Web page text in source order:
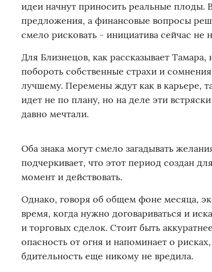
идеи начнут приносить реальные плоды.
предложения, а финансовые вопросы
смело рисковать - инициатива сейчас не
Для Близнецов, как рассказывает
побороть собственные страхи и
лучшему. Перемены ждут как в карьере,
идет не по плану, но на деле эти
давно мечтали.
Оба знака могут смело загадывать
подчеркивает, что этот период создан
момент и действовать.
Однако, говоря об общем фоне месяца,
время, когда нужно договариваться и
и торговых сделок. Стоит быть
опасность от огня и напоминает о
бдительность еще никому не вредила.